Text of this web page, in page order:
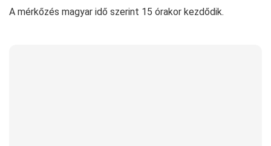
A mérkőzés magyar idő szerint 15 órakor kezdődik.